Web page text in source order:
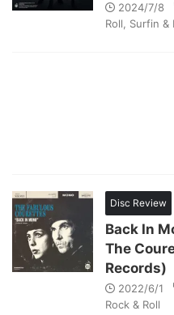
2024/7/8
Roll
Surfin &
Disc Review
Back In
The
Records)
2022/6/1
Rock & Roll